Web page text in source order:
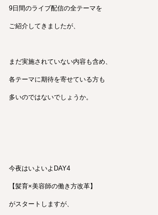
9日間のライブ配信の全テーマを
ご紹介してきましたが、
まだ実施されていない内容も含め、
各テーマに期待を寄せている方も
多いのではないでしょうか。
今夜はいよいよDAY4
【髪育×美容師の働き方改革】
がスタートしますが、